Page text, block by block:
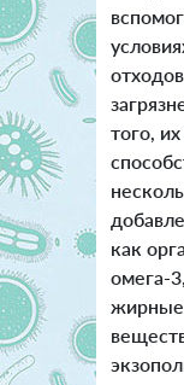
того,
как
омега-
жирные